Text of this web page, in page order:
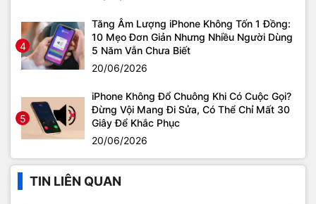
4
Tăng Âm Lượng iPhone Không Tốn 1 Đồng:
10 Mẹo Đơn Giản Nhưng Nhiều Người Dùng
5 Năm Vẫn Chưa Biết
20/06/2026
5
iPhone Không Đổ Chuông Khi Có Cuộc Gọi?
Đừng Vội Mang Đi Sửa, Có Thể Chỉ Mất 30
Giây Để Khắc Phục
20/06/2026
TIN LIÊN QUAN